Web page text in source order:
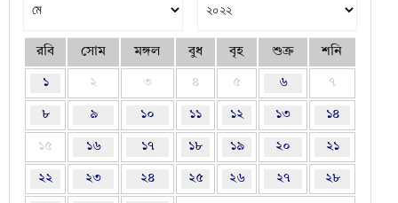
রবি সোম মঙ্গল বুধ বৃহ শুক্র শনি
১ ২ ৩ ৪ ৫ ৬ ৭
৮ ৯ ১০ ১১ ১২ ১৩ ১৪
১৫ ১৬ ১৭ ১৮ ১৯ ২০ ২১
২২ ২৩ ২৪ ২৫ ২৬ ২৭ ২৮